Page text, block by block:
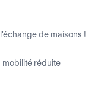
de maisons !
mobilité réduite